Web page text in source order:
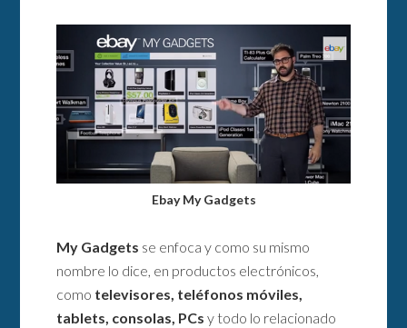
Ebay My Gadgets
My Gadgets se enfoca y como su mismo
nombre lo dice, en productos electrónicos,
como televisores, teléfonos móviles,
tablets, consolas, PCs y todo lo relacionado